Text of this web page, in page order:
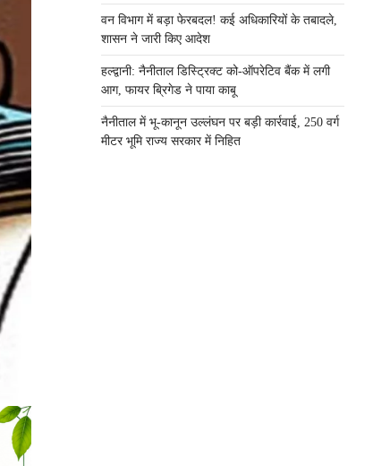
वन विभाग में बड़ा फेरबदल! कई अधिकारियों के तबादले,
शासन ने जारी किए आदेश
हल्द्वानी: नैनीताल डिस्ट्रिक्ट को-ऑपरेटिव बैंक में लगी
आग, फायर ब्रिगेड ने पाया काबू
नैनीताल में भू-कानून उल्लंघन पर बड़ी कार्रवाई, 250 वर्ग
मीटर भूमि राज्य सरकार में निहित